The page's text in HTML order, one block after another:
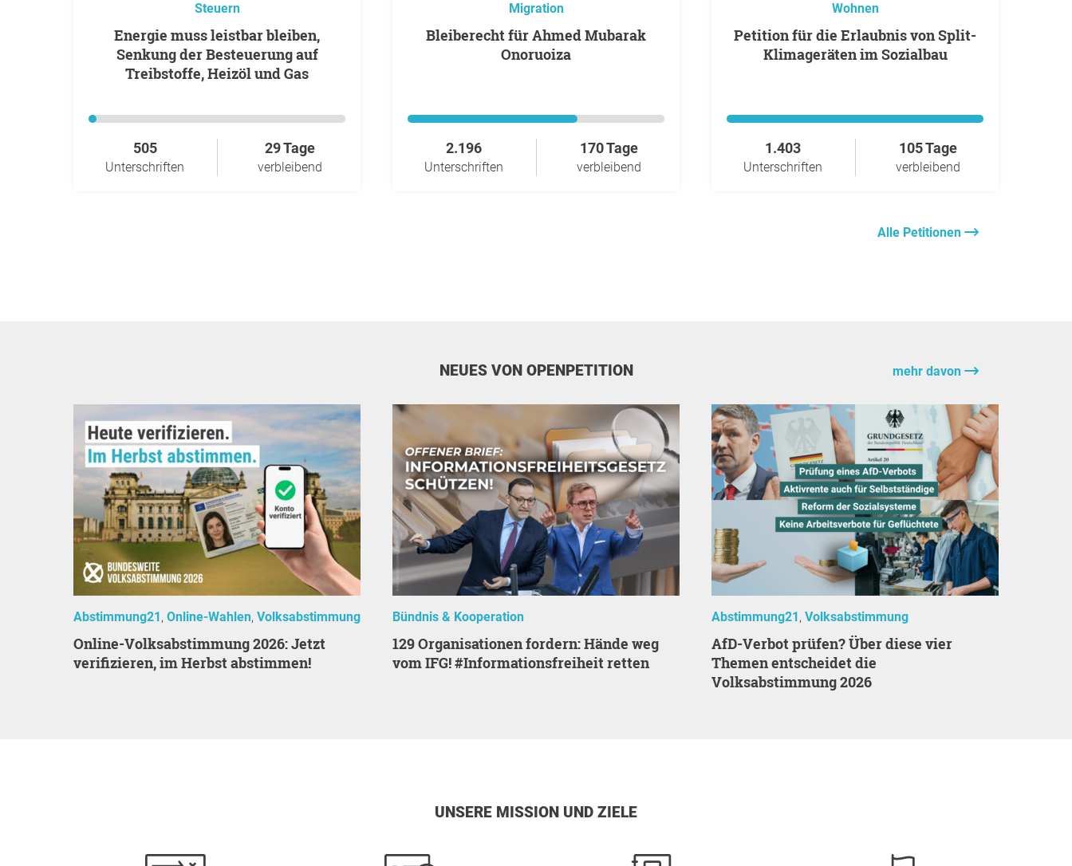
Steuern
Energie muss leistbar bleiben,
Senkung der Besteuerung auf
Treibstoffe, Heizöl und Gas
505
Unterschriften
29 Tage
verbleibend
Migration
Bleiberecht für Ahmed Mubarak
Onoruoiza
2.196
Unterschriften
170 Tage
verbleibend
Wohnen
Petition für die Erlaubnis von Split-
Klimageräten im Sozialbau
1.403
Unterschriften
105 Tage
verbleibend
Alle Petitionen
NEUES VON OPENPETITION mehr davon
Abstimmung21 Online-Wahlen Volksabstimmung
Online-Volksabstimmung 2026: Jetzt
verifizieren, im Herbst abstimmen!
Bündnis & Kooperation
129 Organisationen fordern: Hände weg
vom IFG! #Informationsfreiheit retten
Abstimmung21 Volksabstimmung
AfD-Verbot prüfen? Über diese vier
Themen entscheidet die
Volksabstimmung 2026
UNSERE MISSION UND ZIELE